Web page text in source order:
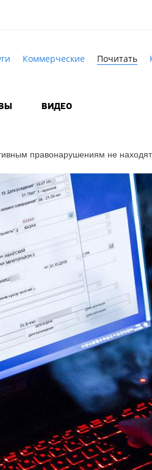
Коммерческие Почитать
ВИДЕО
правонарушениям не